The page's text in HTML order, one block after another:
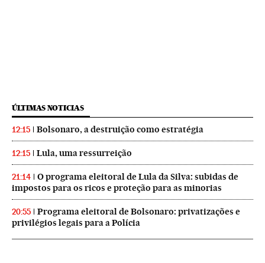
ÚLTIMAS NOTICIAS
12:15 Bolsonaro, a destruição como estratégia
12:15 Lula, uma ressurreição
21:14
O programa eleitoral de Lula da Silva: subidas de
impostos para os ricos e proteção para as minorias
20:55
Programa eleitoral de Bolsonaro: privatizações e
privilégios legais para a Polícia